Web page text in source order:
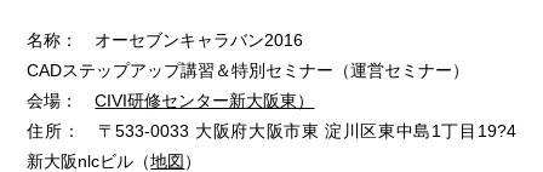
名称： オーセブンキャラバン2016
CADステップアップ講習＆特別セミナー（運営セミナー）
会場：CIVI研修センター新大阪東）
住所： 〒533-0033 大阪府大阪市東 淀川区東中島1丁目19?4
新大阪nlcビル（地図 ）